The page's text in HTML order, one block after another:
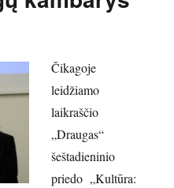
Čikagoje
leidžiamo
laikraščio
„Draugas“
šeštadieninio
priedo „Kultūra: